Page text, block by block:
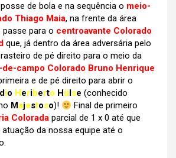
de bola e na sequência o meio-
Thiago Maia, na frente da área
para o centroavante Colorado
que, já dentro da área adversária pelo
de pé direito para o meio da
de-campo Colorado Bruno Henrique
e de pé direito para abrir o
dio Heriberto Hülse (conhecido
Majestoso)!
Final de primeiro
Colorada parcial de 1 x 0 até que
da nossa equipe até o